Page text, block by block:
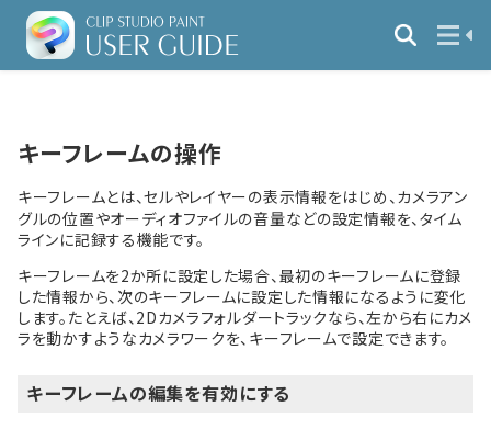
キーフレームの操作
キーフレームとは、セルやレイヤーの表示情報をはじめ、カメラアン
グルの位置やオーディオファイルの音量などの設定情報を、タイム
ラインに記録する機能です。
キーフレームを2か所に設定した場合、最初のキーフレームに登録
した情報から、次のキーフレームに設定した情報になるように変化
します。たとえば、2Dカメラフォルダートラックなら、左から右にカメ
ラを動かすようなカメラワークを、キーフレームで設定できます。
キーフレームの編集を有効にする